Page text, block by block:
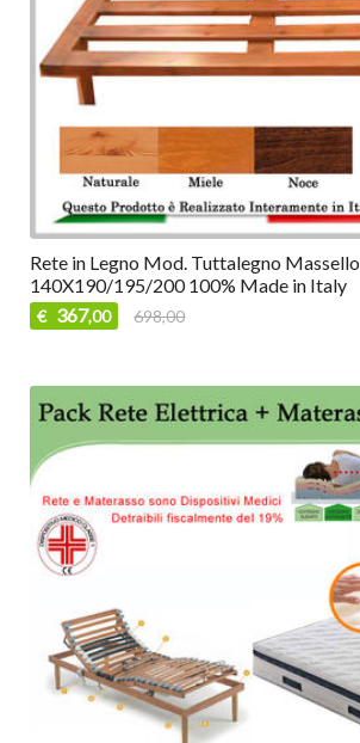
Rete in Legno Mod. Tuttalegno Massello
140X190/195/200 100% Made in Italy
€ 367,00 698,00